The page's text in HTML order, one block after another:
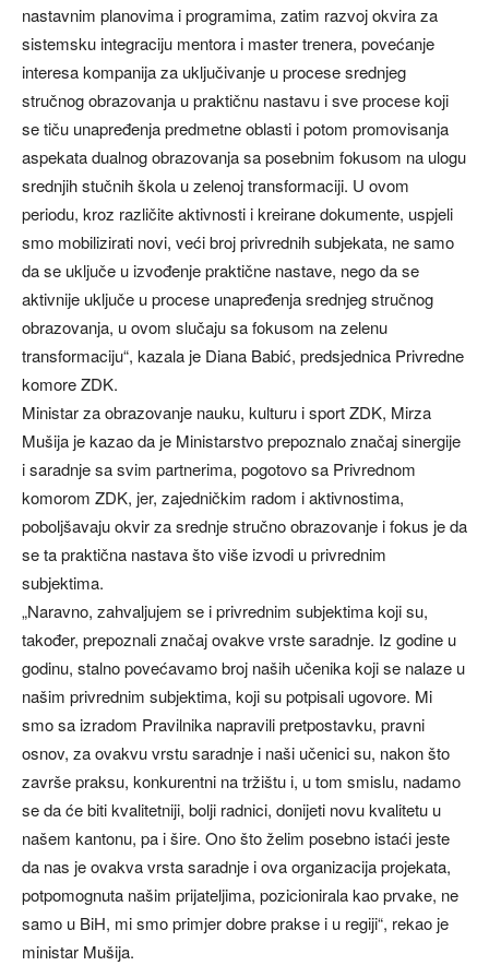
nastavnim planovima i programima, zatim razvoj okvira za
sistemsku integraciju mentora i master trenera, povećanje
interesa kompanija za uključivanje u procese srednjeg
stručnog obrazovanja u praktičnu nastavu i sve procese koji
se tiču unapređenja predmetne oblasti i potom promovisanja
aspekata dualnog obrazovanja sa posebnim fokusom na ulogu
srednjih stučnih škola u zelenoj transformaciji. U ovom
periodu, kroz različite aktivnosti i kreirane dokumente, uspjeli
smo mobilizirati novi, veći broj privrednih subjekata, ne samo
da se uključe u izvođenje praktične nastave, nego da se
aktivnije uključe u procese unapređenja srednjeg stručnog
obrazovanja, u ovom slučaju sa fokusom na zelenu
transformaciju“, kazala je Diana Babić, predsjednica Privredne
komore ZDK.
Ministar za obrazovanje nauku, kulturu i sport ZDK, Mirza
Mušija je kazao da je Ministarstvo prepoznalo značaj sinergije
i saradnje sa svim partnerima, pogotovo sa Privrednom
komorom ZDK, jer, zajedničkim radom i aktivnostima,
poboljšavaju okvir za srednje stručno obrazovanje i fokus je da
se ta praktična nastava što više izvodi u privrednim
subjektima.
„Naravno, zahvaljujem se i privrednim subjektima koji su,
također, prepoznali značaj ovakve vrste saradnje. Iz godine u
godinu, stalno povećavamo broj naših učenika koji se nalaze u
našim privrednim subjektima, koji su potpisali ugovore. Mi
smo sa izradom Pravilnika napravili pretpostavku, pravni
osnov, za ovakvu vrstu saradnje i naši učenici su, nakon što
završe praksu, konkurentni na tržištu i, u tom smislu, nadamo
se da će biti kvalitetniji, bolji radnici, donijeti novu kvalitetu u
našem kantonu, pa i šire. Ono što želim posebno istaći jeste
da nas je ovakva vrsta saradnje i ova organizacija projekata,
potpomognuta našim prijateljima, pozicionirala kao prvake, ne
samo u BiH, mi smo primjer dobre prakse i u regiji“, rekao je
ministar Mušija.